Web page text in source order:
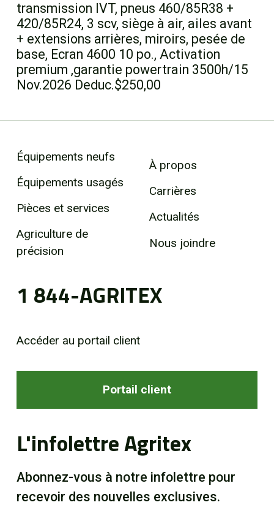
transmission IVT, pneus 460/85R38 +
420/85R24, 3 scv, siège à air, ailes avant
+ extensions arrières, miroirs, pesée de
base, Ecran 4600 10 po., Activation
premium ,garantie powertrain 3500h/15
Nov.2026 Deduc.$250,00
Équipements neufs
Équipements usagés
Pièces et services
Agriculture de
précision
À propos
Carrières
Actualités
Nous joindre
1 844-AGRITEX
Accéder au portail client
Portail client
L'infolettre Agritex
Abonnez-vous à notre infolettre pour
recevoir des nouvelles exclusives.